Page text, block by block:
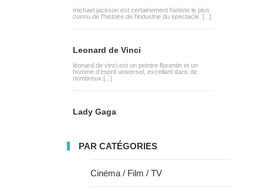
michael jackson est certainement l'artiste le plus
connu de l'histoire de l'industrie du spectacle. [...]
Leonard de Vinci
léonard de vinci est un peintre florentin et un
homme d'esprit universel, excellant dans de
nombreux [...]
Lady Gaga
PAR CATÉGORIES
Cinéma / Film / TV